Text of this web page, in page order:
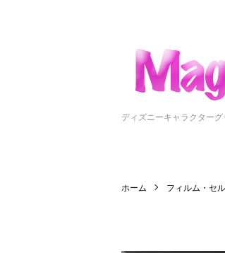
ディズニーキャラクター
ホーム フィルム・セ